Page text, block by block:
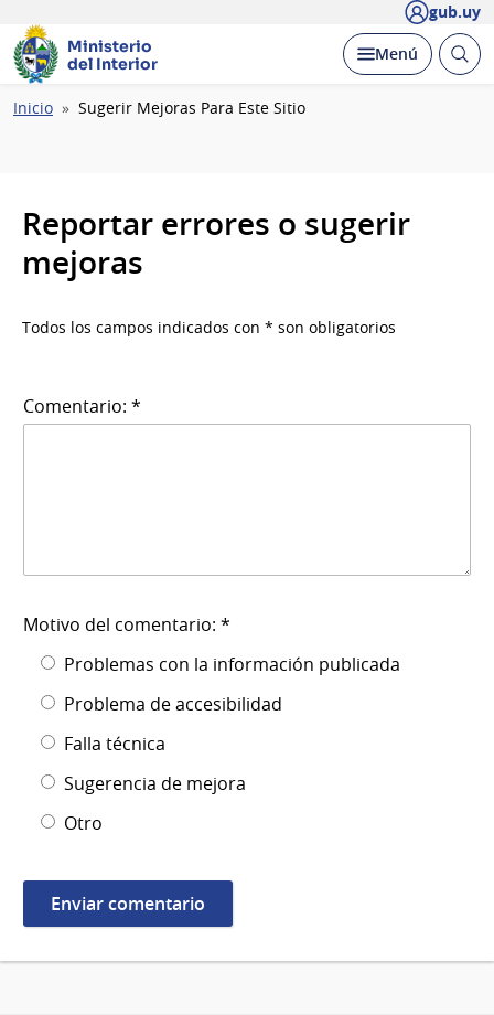
gub.uy
Ministerio
del Interior
Desplegar
Menú Abrir
Ruta
Inicio Sugerir Mejoras Para Este Sitio
Reportar errores o sugerir
mejoras
Todos los campos indicados con * son obligatorios
Comentario: *
Motivo del comentario: *
Problemas con la información publicada
Problema de accesibilidad
Falla técnica
Sugerencia de mejora
Otro